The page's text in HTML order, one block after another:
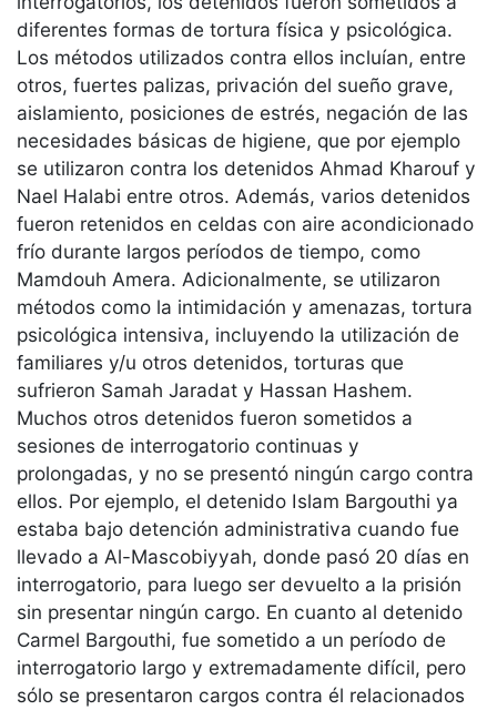
diferentes formas de tortura física y psicológica.
Los métodos utilizados contra ellos incluían, entre
otros, fuertes palizas, privación del sueño grave,
aislamiento, posiciones de estrés, negación de las
necesidades básicas de higiene, que por ejemplo
se utilizaron contra los detenidos Ahmad Kharouf y
Nael Halabi entre otros. Además, varios detenidos
fueron retenidos en celdas con aire acondicionado
frío durante largos períodos de tiempo, como
Mamdouh Amera. Adicionalmente, se utilizaron
métodos como la intimidación y amenazas, tortura
psicológica intensiva, incluyendo la utilización de
familiares y/u otros detenidos, torturas que
sufrieron Samah Jaradat y Hassan Hashem.
Muchos otros detenidos fueron sometidos a
sesiones de interrogatorio continuas y
prolongadas, y no se presentó ningún cargo contra
ellos. Por ejemplo, el detenido Islam Bargouthi ya
estaba bajo detención administrativa cuando fue
llevado a Al-Mascobiyyah, donde pasó 20 días en
interrogatorio, para luego ser devuelto a la prisión
sin presentar ningún cargo. En cuanto al detenido
Carmel Bargouthi, fue sometido a un período de
interrogatorio largo y extremadamente difícil, pero
sólo se presentaron cargos contra él relacionados